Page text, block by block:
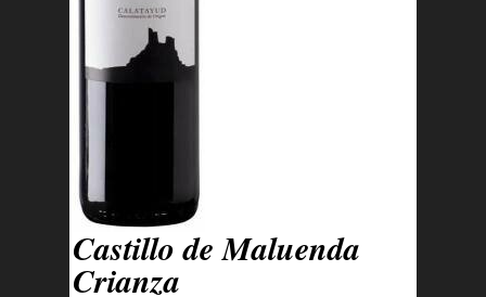
Castillo de Maluenda
Crianza